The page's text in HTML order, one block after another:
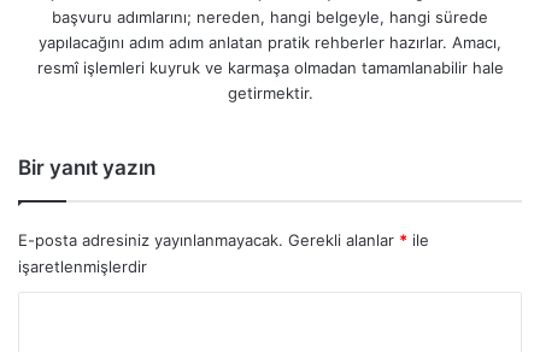
başvuru adımlarını; nereden, hangi belgeyle, hangi sürede
yapılacağını adım adım anlatan pratik rehberler hazırlar. Amacı,
resmî işlemleri kuyruk ve karmaşa olmadan tamamlanabilir hale
getirmektir.
Bir yanıt yazın
E-posta adresiniz yayınlanmayacak. Gerekli alanlar * ile
işaretlenmişlerdir